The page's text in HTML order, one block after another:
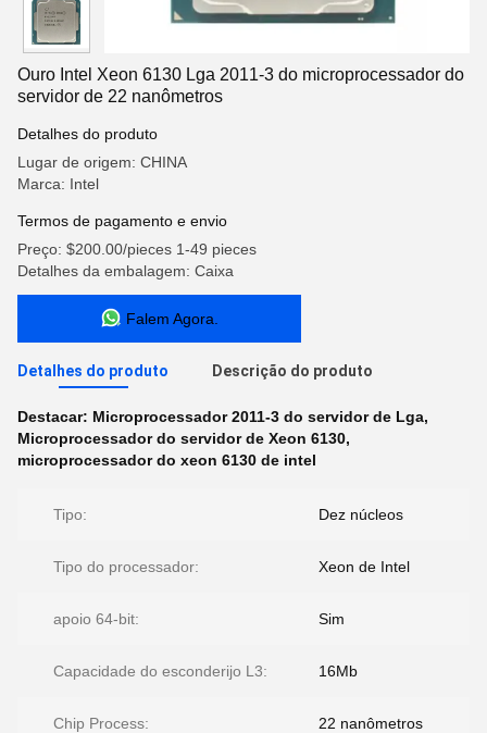
Ouro Intel Xeon 6130 Lga 2011-3 do microprocessador do
servidor de 22 nanômetros
Detalhes do produto
Lugar de origem: CHINA
Marca: Intel
Termos de pagamento e envio
Preço: $200.00/pieces 1-49 pieces
Detalhes da embalagem: Caixa
Falem Agora.
Detalhes do produto Descrição do produto
Destacar: Microprocessador 2011-3 do servidor de Lga,
Microprocessador do servidor de Xeon 6130,
microprocessador do xeon 6130 de intel
Tipo: Dez núcleos
Tipo do processador: Xeon de Intel
apoio 64-bit: Sim
Capacidade do esconderijo L3: 16Mb
Chip Process: 22 nanômetros